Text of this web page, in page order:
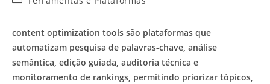
content optimization tools são plataformas que
automatizam pesquisa de palavras-chave, análise
semântica, edição guiada, auditoria técnica e
monitoramento de rankings, permitindo priorizar tópicos,